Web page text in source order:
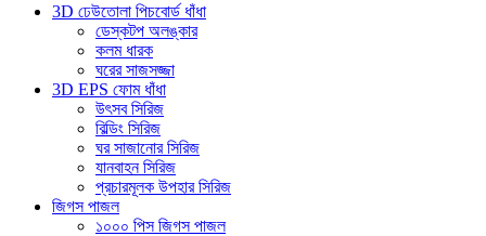
3D ঢেউতোলা পিচবোর্ড ধাঁধা
ডেস্কটপ অলঙ্কার
কলম ধারক
ঘরের সাজসজ্জা
3D EPS ফোম ধাঁধা
উৎসব সিরিজ
বিল্ডিং সিরিজ
ঘর সাজানোর সিরিজ
যানবাহন সিরিজ
প্রচারমূলক উপহার সিরিজ
জিগস পাজল
১০০০ পিস জিগস পাজল